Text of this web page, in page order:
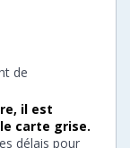
de
il est
carte grise.
délais pour